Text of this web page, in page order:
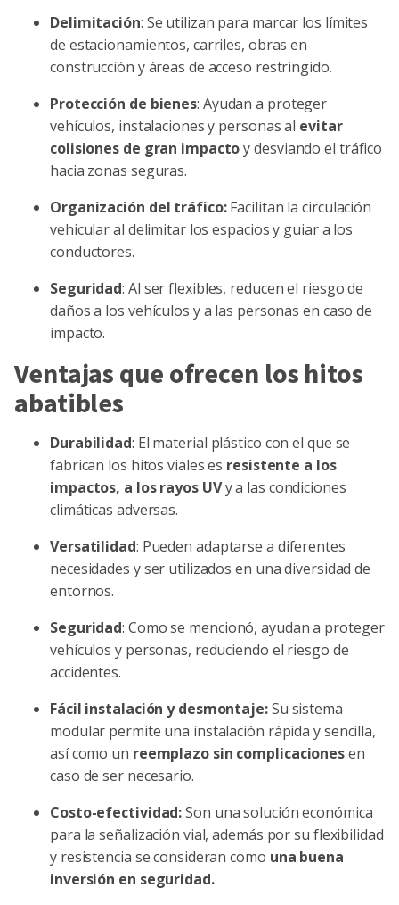
Delimitación: Se utilizan para marcar los límites
de estacionamientos, carriles, obras en
construcción y áreas de acceso restringido.
Protección de bienes: Ayudan a proteger
vehículos, instalaciones y personas al evitar
colisiones de gran impactoy desviando el tráfico
hacia zonas seguras.
Organización del tráfico:Facilitan la circulación
vehicular al delimitar los espacios y guiar a los
conductores.
Seguridad: Al ser flexibles, reducen el riesgo de
daños a los vehículos y a las personas en caso de
impacto.
Ventajas que ofrecen los hitos
abatibles
Durabilidad: El material plástico con el que se
fabrican los hitos viales es resistente a los
impactos, a los rayos UVy a las condiciones
climáticas adversas.
Versatilidad: Pueden adaptarse a diferentes
necesidades y ser utilizados en una diversidad de
entornos.
Seguridad: Como se mencionó, ayudan a proteger
vehículos y personas, reduciendo el riesgo de
accidentes.
Fácil instalación y desmontaje:Su sistema
modular permite una instalación rápida y sencilla,
así como un reemplazo sin complicacionesen
caso de ser necesario.
Costo-efectividad:Son una solución económica
para la señalización vial, además por su flexibilidad
y resistencia se consideran como una buena
inversión en seguridad.